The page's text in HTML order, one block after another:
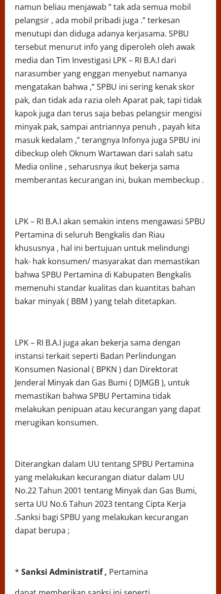
namun beliau menjawab ” tak ada semua mobil
pelangsir , ada mobil pribadi juga .” terkesan
menutupi dan diduga adanya kerjasama. SPBU
tersebut menurut info yang diperoleh oleh awak
media dan Tim Investigasi LPK – RI B.A.I dari
narasumber yang enggan menyebut namanya
mengatakan bahwa ,” SPBU ini sering kenak skor
pak, dan tidak ada razia oleh Aparat pak, tapi tidak
kapok juga dan terus saja bebas pelangsir mengisi
minyak pak, sampai antriannya penuh , payah kita
masuk kedalam ,” terangnya Infonya juga SPBU ini
dibeckup oleh Oknum Wartawan dari salah satu
Media online , seharusnya ikut bekerja sama
memberantas kecurangan ini, bukan membeckup .
LPK – RI B.A.I akan semakin intens mengawasi SPBU
Pertamina di seluruh Bengkalis dan Riau
khususnya , hal ini bertujuan untuk melindungi
hak- hak konsumen/ masyarakat dan memastikan
bahwa SPBU Pertamina di Kabupaten Bengkalis
memenuhi standar kualitas dan kuantitas bahan
bakar minyak ( BBM ) yang telah ditetapkan.
LPK – RI B.A.I juga akan bekerja sama dengan
instansi terkait seperti Badan Perlindungan
Konsumen Nasional ( BPKN ) dan Direktorat
Jenderal Minyak dan Gas Bumi ( DJMGB ), untuk
memastikan bahwa SPBU Pertamina tidak
melakukan penipuan atau kecurangan yang dapat
merugikan konsumen.
Diterangkan dalam UU tentang SPBU Pertamina
yang melakukan kecurangan diatur dalam UU
No.22 Tahun 2001 tentang Minyak dan Gas Bumi,
serta UU No.6 Tahun 2023 tentang Cipta Kerja
.Sanksi bagi SPBU yang melakukan kecurangan
dapat berupa ;
* Sanksi Administratif , Pertamina